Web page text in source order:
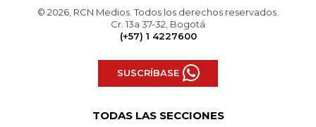
© 2026, RCN Medios. Todos los derechos reservados.
Cr. 13a 37-32, Bogotá
(+57) 1 4227600
SUSCRÍBASE
TODAS LAS SECCIONES